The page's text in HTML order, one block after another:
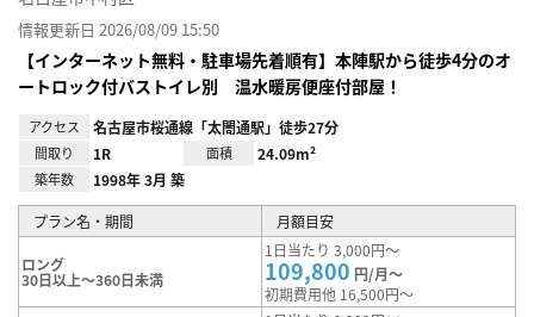
情報更新日 2026/08/09 15:50
【インターネット無料・駐車場先着順有】本陣駅から徒歩4分のオ
ートロック付バストイレ別 温水暖房便座付部屋！
アクセス 名古屋市桜通線「太閤通駅」徒歩27分
間取り 1R 面積 24.09m²
築年数 1998年 3月 築
プラン名・期間 月額目安
ロング
30日以上～360日未満
1日当たり 3,000円～
109,800 円/月～
初期費用他 16,500円～